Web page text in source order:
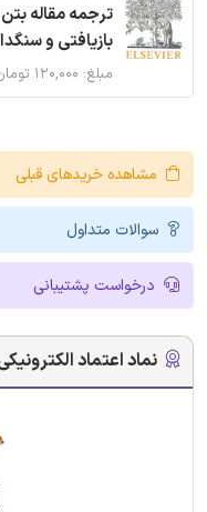
ترجمه مقاله بتن
بازیافتی و
مبلغ: ۱۲۰,۰۰۰ تومان
مشاهده خریدهای قبلی
سوالات متداول
درخواست پشتیبانی
نماد اعتماد